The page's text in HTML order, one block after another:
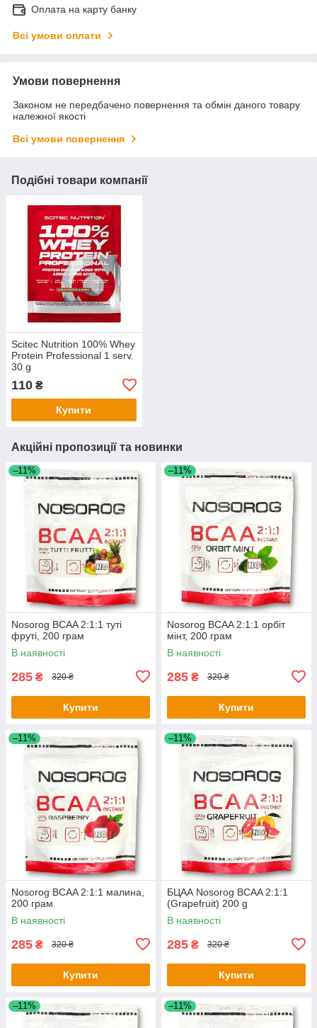
Оплата на карту банку
Всі умови оплати
Умови повернення
Законом не передбачено повернення та обмін даного товару
належної якості
Всі умови повернення
Подібні товари компанії
Scitec Nutrition 100% Whey
Protein Professional 1 serv.
30 g
110 ₴
Купити
Акційні пропозиції та новинки
–11%
Nosorog BCAA 2:1:1 туті
фруті, 200 грам
В наявності
285 ₴ 320 ₴
Купити
–11%
Nosorog BCAA 2:1:1 орбіт
мінт, 200 грам
В наявності
285 ₴ 320 ₴
Купити
–11%
Nosorog BCAA 2:1:1 малина,
200 грам
В наявності
285 ₴ 320 ₴
Купити
–11%
БЦАА Nosorog BCAA 2:1:1
(Grapefruit) 200 g
В наявності
285 ₴ 320 ₴
Купити
–11% –11%